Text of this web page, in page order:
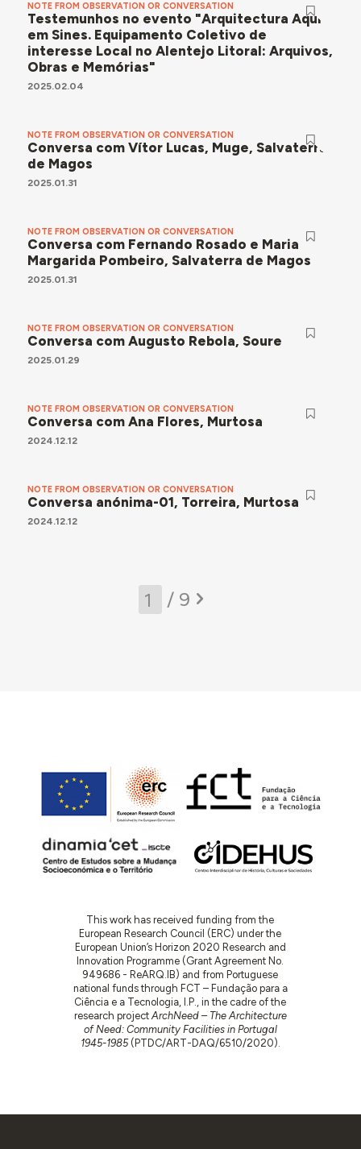
NOTE FROM OBSERVATION OR CONVERSATION
Testemunhos no evento "Arquitectura Aqui
em Sines. Equipamento Coletivo de
interesse Local no Alentejo Litoral: Arquivos,
Obras e Memórias"
2025.02.04
NOTE FROM OBSERVATION OR CONVERSATION
Conversa com Vítor Lucas, Muge, Salvaterra
de Magos
2025.01.31
NOTE FROM OBSERVATION OR CONVERSATION
Conversa com Fernando Rosado e Maria
Margarida Pombeiro, Salvaterra de Magos
2025.01.31
NOTE FROM OBSERVATION OR CONVERSATION
Conversa com Augusto Rebola, Soure
2025.01.29
NOTE FROM OBSERVATION OR CONVERSATION
Conversa com Ana Flores, Murtosa
2024.12.12
NOTE FROM OBSERVATION OR CONVERSATION
Conversa anónima-01, Torreira, Murtosa
2024.12.12
/ 9
This work has received funding from the
European Research Council (ERC) under the
European Union’s Horizon 2020 Research and
Innovation Programme (Grant Agreement No.
949686 - ReARQ.IB) and from Portuguese
national funds through FCT – Fundação para a
Ciência e a Tecnologia, I.P., in the cadre of the
research project ArchNeed – The Architecture
of Need: Community Facilities in Portugal
1945-1985(PTDC/ART-DAQ/6510/2020).